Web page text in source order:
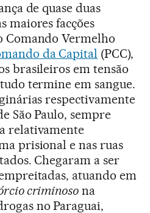
de quase duas
maiores facções
Comando Vermelho
da Capital (PCC),
brasileiros em tensão
termine em sangue.
respectivamente
São Paulo, sempre
relativamente
prisional e nas ruas
Chegaram a ser
atuando em
criminoso na
no Paraguai,